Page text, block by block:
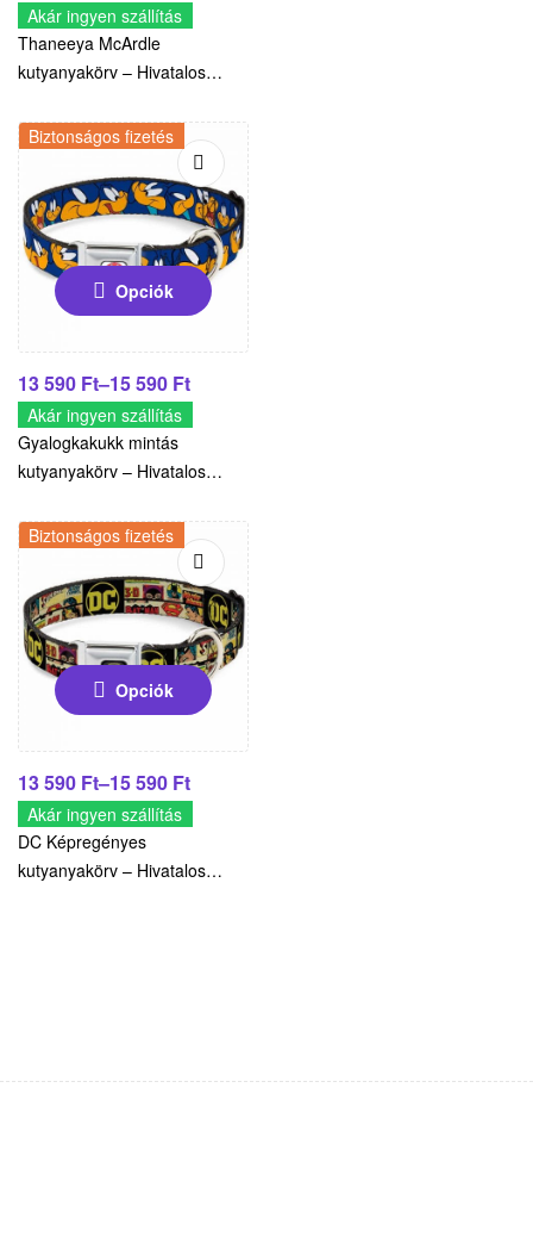
Akár ingyen szállítás
Thaneeya McArdle
kutyanyakörv – Hivatalos
Biztonságos fizetés
Opciók
13 590 Ft–15 590 Ft
Akár ingyen szállítás
Gyalogkakukk mintás
kutyanyakörv – Hivatalos
Biztonságos fizetés
Opciók
13 590 Ft–15 590 Ft
Akár ingyen szállítás
DC Képregényes
kutyanyakörv – Hivatalos